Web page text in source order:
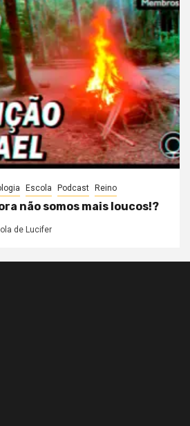
Escola Podcast Reino
não somos mais loucos!?
de Lucifer